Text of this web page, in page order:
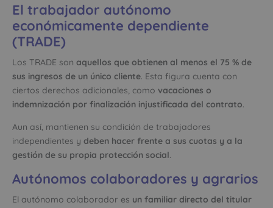
El trabajador autónomo
económicamente dependiente
(TRADE)
Los TRADE son aquellos que obtienen al menos el 75 % de
sus ingresos de un único cliente. Esta figura cuenta con
ciertos derechos adicionales, como vacaciones o
indemnización por finalización injustificada del contrato.
Aun así, mantienen su condición de trabajadores
independientes y deben hacer frente a sus cuotas y a la
gestión de su propia protección social.
Autónomos colaboradores y agrarios
El autónomo colaborador es un familiar directo del titular